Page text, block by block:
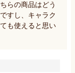
らの商品はどう
すし、キャラク
も使えると思い